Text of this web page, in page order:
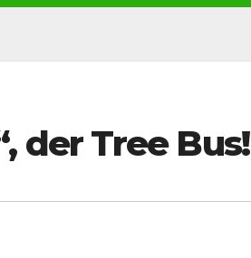
der Tree Bus!